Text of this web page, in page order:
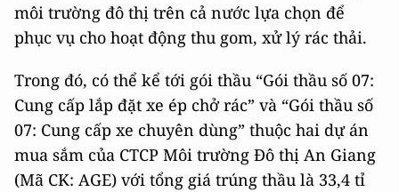
môi trường đô thị trên cả nước lựa chọn để
phục vụ cho hoạt động thu gom, xử lý rác thải.
Trong đó, có thể kể tới gói thầu “Gói thầu số 07:
Cung cấp lắp đặt xe ép chở rác” và “Gói thầu số
07: Cung cấp xe chuyên dùng” thuộc hai dự án
mua sắm của CTCP Môi trường Đô thị An Giang
(Mã CK: AGE) với tổng giá trúng thầu là 33,4 tỉ